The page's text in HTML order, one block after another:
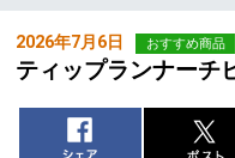
2026年7月6日 おすすめ商品
ティップランナー